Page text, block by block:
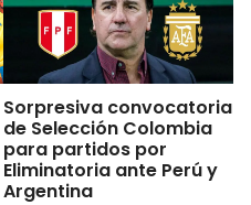
Sorpresiva convocatoria
de Selección Colombia
para partidos por
Eliminatoria ante Perú y
Argentina